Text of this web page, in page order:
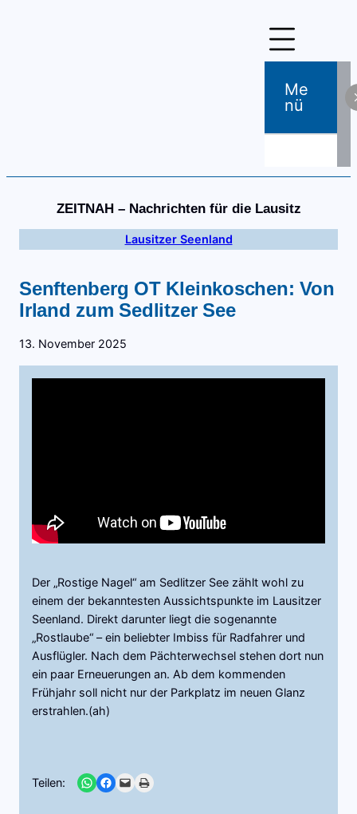
Me
Nü
ZEITNAH – Nachrichten für die Lausitz
Lausitzer Seenland
Senftenberg OT Kleinkoschen: Von
Irland zum Sedlitzer See
13. November 2025
Der „Rostige Nagel“ am Sedlitzer See zählt wohl zu
einem der bekanntesten Aussichtspunkte im Lausitzer
Seenland. Direkt darunter liegt die sogenannte
„Rostlaube“ – ein beliebter Imbiss für Radfahrer und
Ausflügler. Nach dem Pächterwechsel stehen dort nun
ein paar Erneuerungen an. Ab dem kommenden
Frühjahr soll nicht nur der Parkplatz im neuen Glanz
erstrahlen.(ah)
Teilen: Share on WhatsApp
Share on Facebook
Email this PagePrint this Page